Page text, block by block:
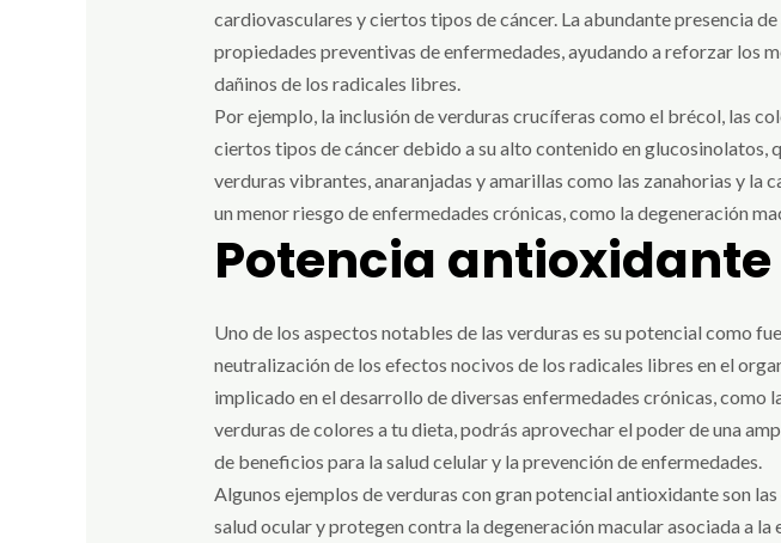
cardiovasculares y ciertos tipos de cáncer. La abundante presencia
propiedades preventivas de enfermedades, ayudando a reforzar los
dañinos de los radicales libres.
Por ejemplo, la inclusión de verduras crucíferas como el brécol, las
ciertos tipos de cáncer debido a su alto contenido en glucosinolatos,
verduras vibrantes, anaranjadas y amarillas como las zanahorias y
un menor riesgo de enfermedades crónicas, como la degeneración
Potencia antioxidante
Uno de los aspectos notables de las verduras es su potencial como
neutralización de los efectos nocivos de los radicales libres en el
implicado en el desarrollo de diversas enfermedades crónicas, como
verduras de colores a tu dieta, podrás aprovechar el poder de una
de beneficios para la salud celular y la prevención de enfermedades.
Algunos ejemplos de verduras con gran potencial antioxidante son
salud ocular y protegen contra la degeneración macular asociada a